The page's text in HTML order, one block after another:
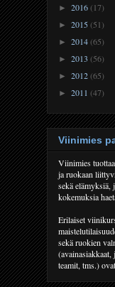
► 2016(17)
► 2015(51)
► 2014(65)
► 2013 (56)
► 2012(65)
► 2011 (47)
Viinimies
Viinimies
ja ruokaan
sekä elämyksiä,
kokemuksia
Erilaiset
sekä ruokien
teamit, tms.)